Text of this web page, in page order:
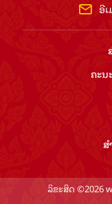
ອີ
ຄະ
ລິຂະສິດ ©2026